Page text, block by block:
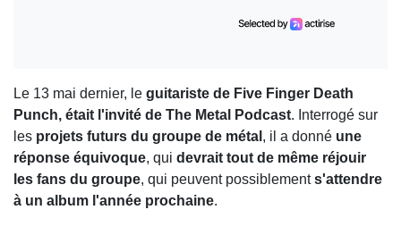
Le 13 mai dernier, le guitariste de Five Finger Death
Punch, était l'invité de The Metal Podcast. Interrogé sur
les projets futurs du groupe de métal , il a donné une
réponse équivoque, qui devrait tout de même réjouir
les fans du groupe, qui peuvent possiblements'attendre
à un album l'année prochaine.